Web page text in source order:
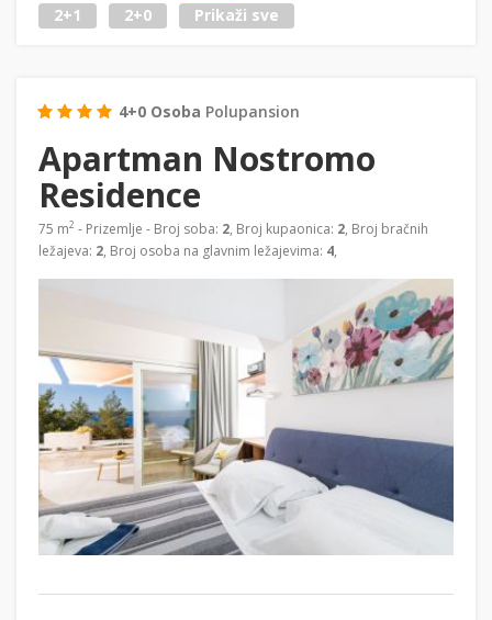
2+1
2+0 Prikaži sve
4+0 Osoba Polupansion
Apartman Nostromo
Residence
75 m2 - Prizemlje - Broj soba: 2, Broj kupaonica: 2, Broj bračnih
ležajeva: 2, Broj osoba na glavnim ležajevima: 4,